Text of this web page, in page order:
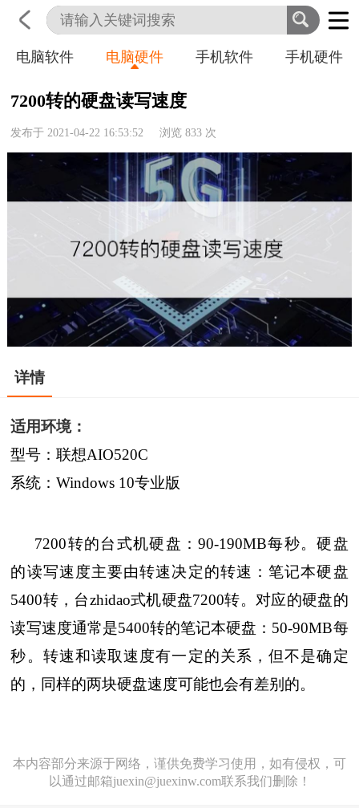
首页 科技 生活 职业
电脑软件 电脑硬件 手机软件 手机硬件
7200转的硬盘读写速度
发布于 2021-04-22 16:53:52 浏览833 次
详情
适用环境：
型号：联想AIO520C
系统：Windows 10专业版
7200转的台式机硬盘：90-190MB每秒。硬盘
的读写速度主要由转速决定的转速：笔记本硬盘
5400转，台zhidao式机硬盘7200转。对应的硬盘的
读写速度通常是5400转的笔记本硬盘：50-90MB每
秒。转速和读取速度有一定的关系，但不是确定
的，同样的两块硬盘速度可能也会有差别的。
本内容部分来源于网络，谨供免费学习使用，如有侵权，可
以通过邮箱juexin@juexinw.com联系我们删除！